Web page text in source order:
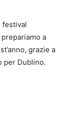
festival
a
grazie a
per Dublino.